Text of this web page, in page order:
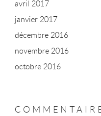
avril 2017
janvier 2017
décembre 2016
novembre 2016
octobre 2016